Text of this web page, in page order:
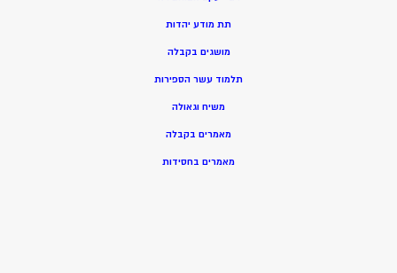
תת מודע יהדות
מושגים בקבלה
תלמוד עשר הספירות
משיח וגאולה
מאמרים בקבלה
מאמרים בחסידות